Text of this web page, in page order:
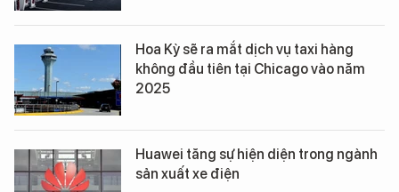
Hoa Kỳ sẽ ra mắt dịch vụ taxi hàng
không đầu tiên tại Chicago vào năm
2025
Huawei tăng sự hiện diện trong ngành
sản xuất xe điện